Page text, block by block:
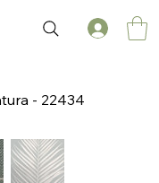
- 22434